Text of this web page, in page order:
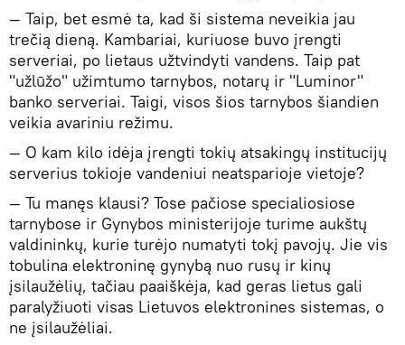
— Taip, bet esmė ta, kad ši sistema neveikia jau
trečią dieną. Kambariai, kuriuose buvo įrengti
serveriai, po lietaus užtvindyti vandens. Taip pat
"užlūžo" užimtumo tarnybos, notarų ir "Luminor"
banko serveriai. Taigi, visos šios tarnybos šiandien
veikia avariniu režimu.
— O kam kilo idėja įrengti tokių atsakingų institucijų
serverius tokioje vandeniui neatsparioje vietoje?
— Tu manęs klausi? Tose pačiose specialiosiose
tarnybose ir Gynybos ministerijoje turime aukštų
valdininkų, kurie turėjo numatyti tokį pavojų. Jie vis
tobulina elektroninę gynybą nuo rusų ir kinų
įsilaužėlių, tačiau paaiškėja, kad geras lietus gali
paralyžiuoti visas Lietuvos elektronines sistemas, o
ne įsilaužėliai.